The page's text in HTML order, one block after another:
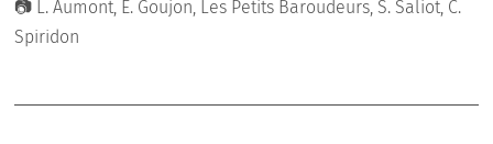
📷 L. Aumont, E. Goujon, Les Petits Baroudeurs, S. Saliot, C.
Spiridon